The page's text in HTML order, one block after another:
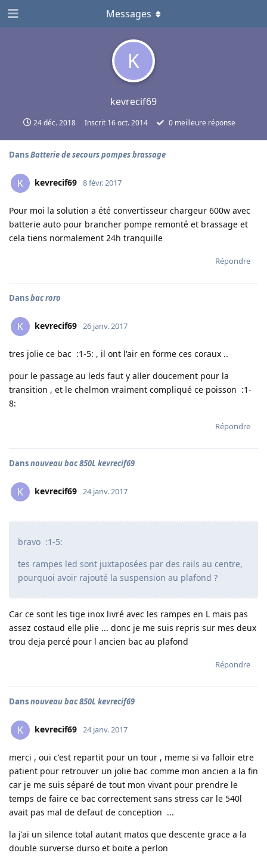
K
kevrecif69
24 déc. 2018 Inscrit 16 oct. 2014 0meilleure réponse
Messages
DansBatterie de secours pompes brassage
K kevrecif69 8 févr. 2017
Pour moi la solution a été convertisseur chargeur 600w avec
batterie auto pour brancher pompe remonté et brassage et
cela tiens normalement 24h tranquille
Répondre
Dansbac roro
K kevrecif69 26 janv. 2017
tres jolie ce bac :1-5: , il ont l'air en forme ces coraux ..
pour le passage au leds faut y aller doucement pour la
transition , et le chelmon vraiment compliqué ce poisson :1-
8:
Répondre
Dansnouveau bac 850L kevrecif69
K kevrecif69 24 janv. 2017
bravo :1-5:
tes rampes led sont juxtaposées par des rails au centre,
pourquoi avoir rajouté la suspension au plafond ?
Car ce sont les tige inox livré avec les rampes en L mais pas
assez costaud elle plie ... donc je me suis repris sur mes deux
trou deja percé pour l ancien bac au plafond
Répondre
Dansnouveau bac 850L kevrecif69
K kevrecif69 24 janv. 2017
merci , oui c'est repartit pour un tour , meme si va falloir etre
patient pour retrouver un jolie bac comme mon ancien a la fin
car je me suis séparé de tout mon vivant pour prendre le
temps de faire ce bac correctement sans stress car le 540l
avait pas mal de defaut de conception ...
la j'ai un silence total autant matos que descente grace a la
double surverse durso et boite a perlon